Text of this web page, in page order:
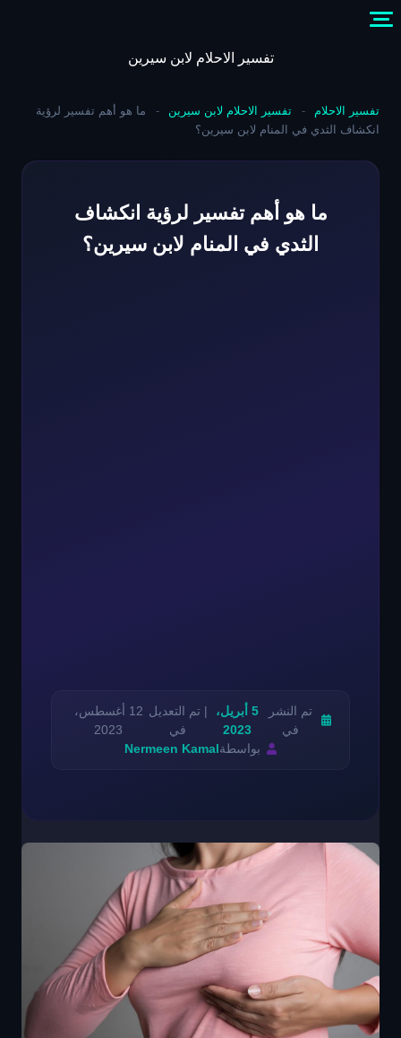
content
تفسير الاحلام لابن سيرين
تفسير الاحلام - تفسير الاحلام لابن سيرين -
ما هو أهم تفسير لرؤية
انكشاف الثدي في المنام لابن سيرين؟
ما هو أهم تفسير لرؤية انكشاف
الثدي في المنام لابن سيرين؟
تم النشر
في
5 أبريل،
2023
| تم التعديل
في
12 أغسطس،
2023
بواسطة Nermeen Kamal